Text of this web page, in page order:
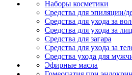
Наборы косметики
Средства для эпиляции/
Средства для ухода за
Средства для ухода за
Средства для загара
Средства для ухода за
Средства ухода для
Эфирные масла